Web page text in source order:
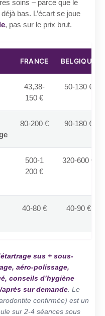
soins – parce que le
bas. L’écart se joue
, pas sur le prix brut.
FRANCE BELGIQUE
43,38-
150 €
50-130 €
80-200 € 90-180 €
500-1
200 €
320-600 €
40-80 € 40-90 €
sus + sous-
aéro-polissage,
conseils d’hygiène
sur demande. Le
confirmée) est un
sur 2-4 séances sous